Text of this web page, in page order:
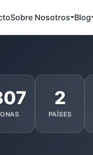
Sobre Nosotros Blog
2
PAÍSES